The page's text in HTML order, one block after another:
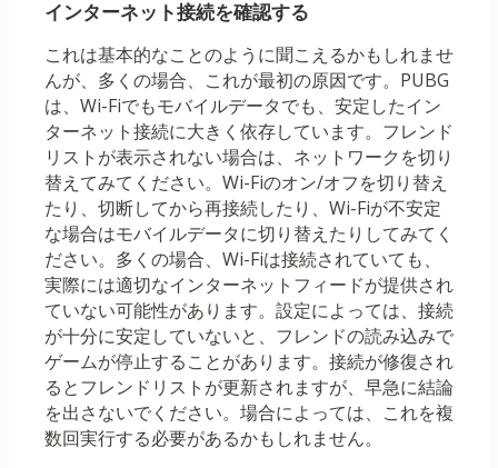
インターネット接続を確認する
これは基本的なことのように聞こえるかもしれませ
んが、多くの場合、これが最初の原因です。PUBG
は、Wi-Fiでもモバイルデータでも、安定したイン
ターネット接続に大きく依存しています。フレンド
リストが表示されない場合は、ネットワークを切り
替えてみてください。Wi-Fiのオン/オフを切り替え
たり、切断してから再接続したり、Wi-Fiが不安定
な場合はモバイルデータに切り替えたりしてみてく
ださい。多くの場合、Wi-Fiは接続されていても、
実際には適切なインターネットフィードが提供され
ていない可能性があります。設定によっては、接続
が十分に安定していないと、フレンドの読み込みで
ゲームが停止することがあります。接続が修復され
るとフレンドリストが更新されますが、早急に結論
を出さないでください。場合によっては、これを複
数回実行する必要があるかもしれません。